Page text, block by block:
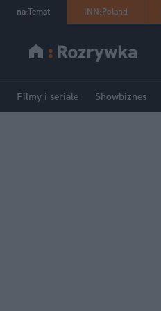
na:Temat INN:Poland
Filmy i seriale Showbiznes